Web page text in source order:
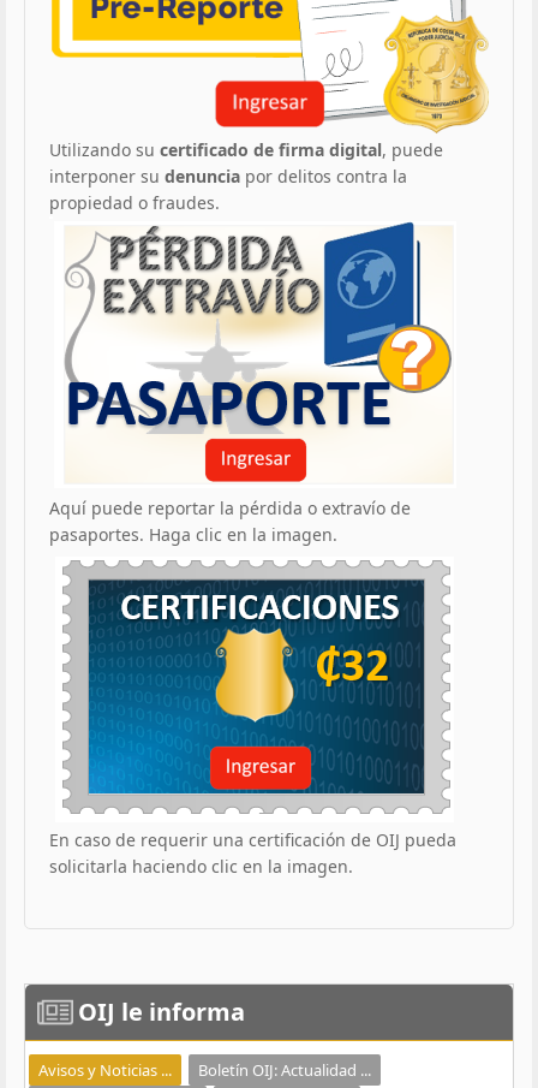
Utilizando su certificado de firma digital, puede
interponer su denuncia por delitos contra la
propiedad o fraudes.
Aquí puede reportar la pérdida o extravío de
pasaportes. Haga clic en la imagen.
En caso de requerir una certificación de OIJ pueda
solicitarla haciendo clic en la imagen.
OIJ le informa
Avisos y Noticias ...
Boletín OIJ: Actualidad ...